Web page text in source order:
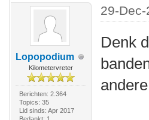
Lopopodium
Kilometervreter
Berichten: 2.364
Topics: 35
Lid sinds: Apr 2017
29-
Denk